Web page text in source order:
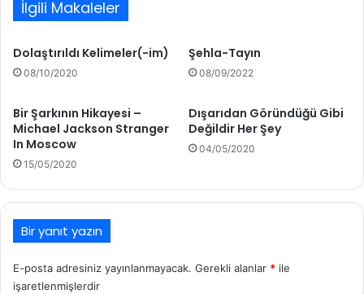
İlgili Makaleler
Dolaştırıldı Kelimeler(-im)
08/10/2020
Şehla-Tayın
08/09/2022
Bir Şarkının Hikayesi –
Michael Jackson Stranger
In Moscow
15/05/2020
Dışarıdan Göründüğü Gibi
Değildir Her Şey
04/05/2020
Bir yanıt yazın
E-posta adresiniz yayınlanmayacak. Gerekli alanlar * ile
işaretlenmişlerdir